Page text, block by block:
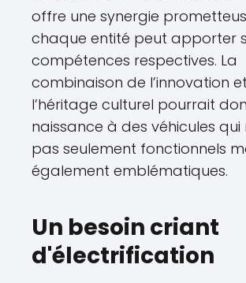
offre une synergie
chaque entité peut apporter
compétences respectives. La
combinaison de l’innovation
l’héritage culturel pourrait
naissance à des véhicules qui
pas seulement fonctionnels
également emblématiques.
Un besoin criant
d'électrification